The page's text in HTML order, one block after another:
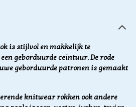
is stijlvol en makkelijk te
geborduurde ceintuur. De rode
geborduurde patronen is gemaakt
knitwear rokken ook andere